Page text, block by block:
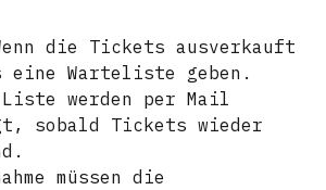
die Tickets ausverkauft
Warteliste geben.
werden per Mail
sobald Tickets wieder
müssen die